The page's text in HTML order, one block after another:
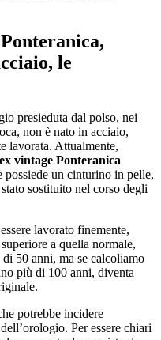
,
le
presieduta dal polso, nei
non è nato in acciaio,
lavorata. Attualmente,
vintage Ponteranica
possiede un cinturino in pelle,
sostituito nel corso degli
lavorato finemente,
a quella normale,
50 anni, ma se calcoliamo
più di 100 anni, diventa
potrebbe incidere
Per essere chiari